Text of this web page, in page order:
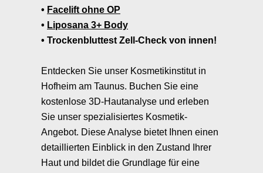
Facelift ohne OP
Liposana 3+ Body
Trockenbluttest Zell-Check von innen!
Entdecken Sie unser Kosmetikinstitut in
Hofheim am Taunus. Buchen Sie eine
kostenlose 3D-Hautanalyse und erleben
Sie unser spezialisiertes Kosmetik-
Angebot. Diese Analyse bietet Ihnen einen
detaillierten Einblick in den Zustand Ihrer
Haut und bildet die Grundlage für eine